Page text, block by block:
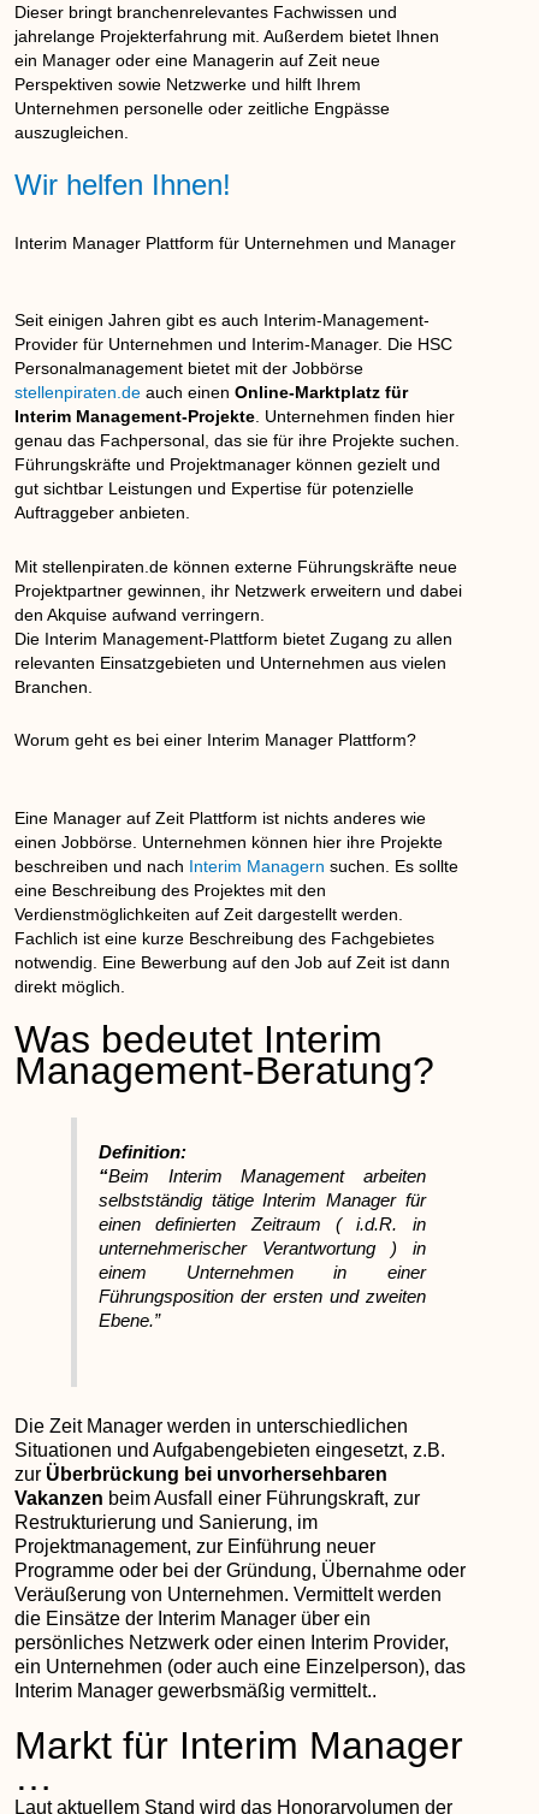
Dieser bringt branchenrelevantes Fachwissen und
jahrelange Projekterfahrung mit. Außerdem bietet Ihnen
ein Manager oder eine Managerin auf Zeit neue
Perspektiven sowie Netzwerke und hilft Ihrem
Unternehmen personelle oder zeitliche Engpässe
auszugleichen.
Wir helfen Ihnen!
Interim Manager Plattform für Unternehmen und Manager
Seit einigen Jahren gibt es auch Interim-Management-
Provider für Unternehmen und Interim-Manager. Die HSC
Personalmanagement bietet mit der Jobbörse
stellenpiraten.de auch einenOnline-Marktplatz für
Interim Management-Projekte. Unternehmen finden hier
genau das Fachpersonal, das sie für ihre Projekte suchen.
Führungskräfte und Projektmanager können gezielt und
gut sichtbar Leistungen und Expertise für potenzielle
Auftraggeber anbieten.
Mit stellenpiraten.de können externe Führungskräfte neue
Projektpartner gewinnen, ihr Netzwerk erweitern und dabei
den Akquise aufwand verringern.
Die Interim Management-Plattform bietet Zugang zu allen
relevanten Einsatzgebieten und Unternehmen aus vielen
Branchen.
Worum geht es bei einer Interim Manager Plattform?
Eine Manager auf Zeit Plattform ist nichts anderes wie
einen Jobbörse. Unternehmen können hier ihre Projekte
beschreiben und nach Interim Managern suchen. Es sollte
eine Beschreibung des Projektes mit den
Verdienstmöglichkeiten auf Zeit dargestellt werden.
Fachlich ist eine kurze Beschreibung des Fachgebietes
notwendig. Eine Bewerbung auf den Job auf Zeit ist dann
direkt möglich.
Was bedeutet Interim
Management-Beratung?
Definition:
“Beim Interim Management arbeiten
selbstständig tätige Interim Manager für
einen definierten Zeitraum ( i.d.R. in
unternehmerischer Verantwortung ) in
einem Unternehmen in einer
Führungsposition der ersten und zweiten
Ebene.”
Die Zeit Manager werden in unterschiedlichen
Situationen und Aufgabengebieten eingesetzt, z.B.
zur Überbrückung bei unvorhersehbaren
Vakanzen beim Ausfall einer Führungskraft, zur
Restrukturierung und Sanierung, im
Projektmanagement, zur Einführung neuer
Programme oder bei der Gründung, Übernahme oder
Veräußerung von Unternehmen. Vermittelt werden
die Einsätze der Interim Manager über ein
persönliches Netzwerk oder einen Interim Provider,
ein Unternehmen (oder auch eine Einzelperson), das
Interim Manager gewerbsmäßig vermittelt..
Markt für Interim Manager
…
Laut aktuellem Stand wird das Honorarvolumen der